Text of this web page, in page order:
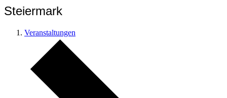
Steiermark
Veranstaltungen